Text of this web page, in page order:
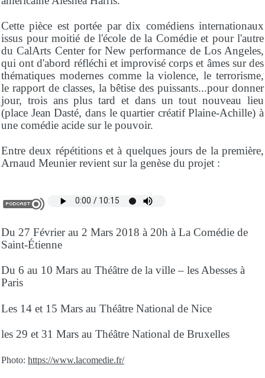
Cette pièce est portée par dix comédiens internationaux
issus pour moitié de l'école de la Comédie et pour l'autre
du CalArts Center for New performance de Los Angeles,
qui ont d'abord réfléchi et improvisé corps et âmes sur des
thématiques modernes comme la violence, le terrorisme,
le rapport de classes, la bêtise des puissants...pour donner
jour, trois ans plus tard et dans un tout nouveau lieu
(place Jean Dasté, dans le quartier créatif Plaine-Achille) à
une comédie acide sur le pouvoir.
Entre deux répétitions et à quelques jours de la première,
Arnaud Meunier revient sur la genèse du projet :
Du 27 Février au 2 Mars 2018 à 20h à La Comédie de
Saint-Étienne
Du 6 au 10 Mars au Théâtre de la ville – les Abesses à
Paris
Les 14 et 15 Mars au Théâtre National de Nice
les 29 et 31 Mars au Théâtre National de Bruxelles
Photo: https://www.lacomedie.fr/